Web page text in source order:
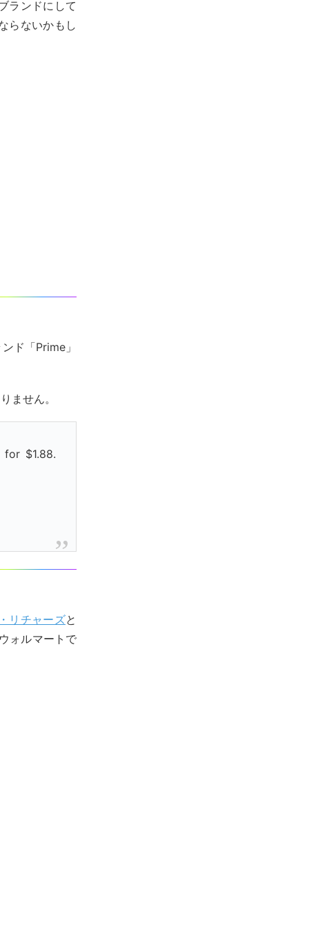
ランドにして
らないかもし
ド「Prime」
ません。
$1.88.
リチャーズと
ォルマートで